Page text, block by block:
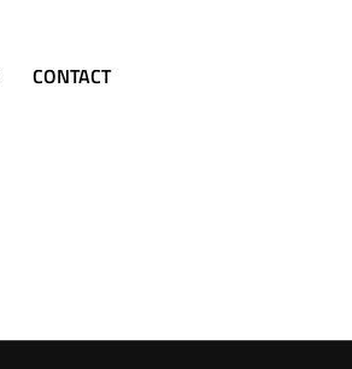
CONTACT